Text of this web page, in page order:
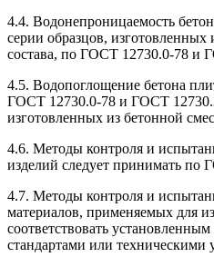
4.4. Водонепроницаемость
серии образцов, изготовленных
состава, по ГОСТ 12730.0-78 и
4.5. Водопоглощение бетона
ГОСТ 12730.0-78 и ГОСТ
изготовленных из бетонной
4.6. Методы контроля и
изделий следует принимать по
4.7. Методы контроля и
материалов, применяемых для
соответствовать
стандартами или техническими